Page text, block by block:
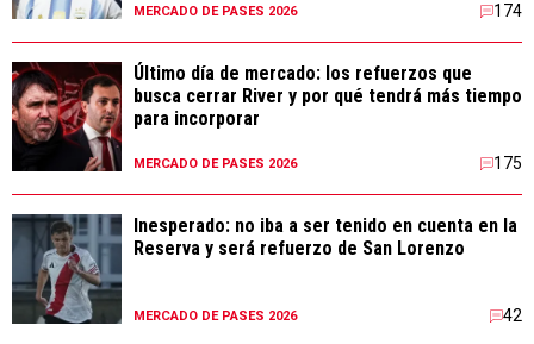
MERCADO DE PASES 2026 174
Último día de mercado: los refuerzos que
busca cerrar River y por qué tendrá más tiempo
para incorporar
MERCADO DE PASES 2026 175
Inesperado: no iba a ser tenido en cuenta en la
Reserva y será refuerzo de San Lorenzo
MERCADO DE PASES 2026 42